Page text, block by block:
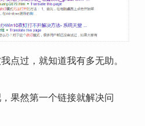
点过，就知道我有多无助。
果然第一个链接就解决问